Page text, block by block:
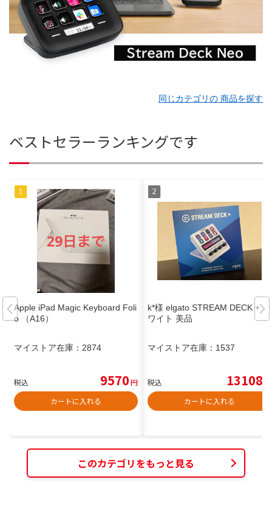
同じカテゴリの 商品を探す
ベストセラーランキングです
Apple iPad Magic Keyboard Foli
o （A16）
マイストア在庫： 2874
税込 9570円
カートに入れる
k*様 elgato STREAM DECK + ホ
ワイト 美品
マイストア在庫： 1537
税込 13108
カートに入れる
このカテゴリをもっと見る